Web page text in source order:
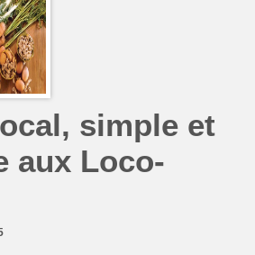
simple et
aux Loco-